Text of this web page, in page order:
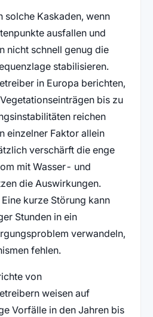
solche Kaskaden, wenn
ausfallen und
nicht schnell genug die
stabilisieren.
in Europa berichten,
bis zu
reichen
einzelner Faktor allein
verschärft die enge
mit Wasser- und
die Auswirkungen.
kurze Störung kann
Stunden in ein
verwandeln,
fehlen.
von
weisen auf
Vorfälle in den Jahren bis